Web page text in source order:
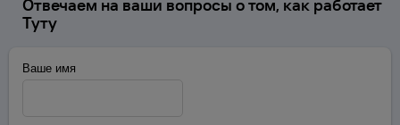
Отвечаем на ваши вопросы о том, как работает
Туту
Ваше имя